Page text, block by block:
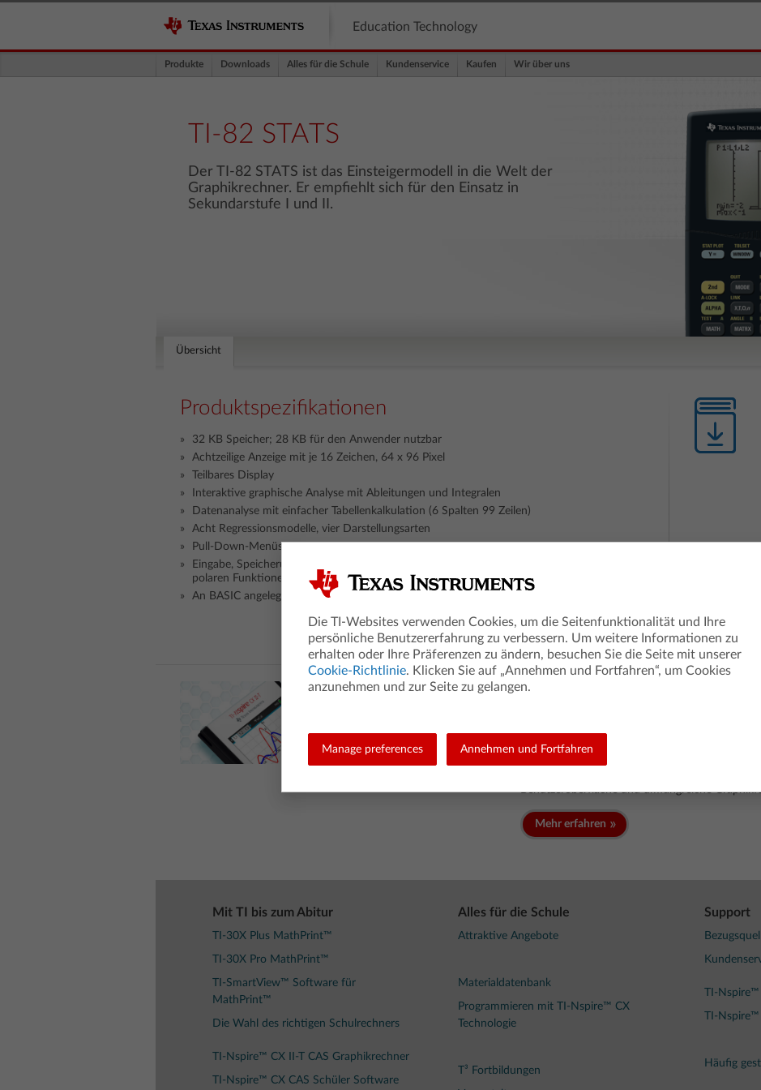
Education Technology
Produkte Downloads Alles für die Schule Kundenservice Kaufen Wir über uns
TI-82 STATS
Der TI-82 STATS ist das Einsteigermodell in die Welt der
Graphikrechner. Er empfiehlt sich für den Einsatz in
Sekundarstufe I und II.
Übersicht
Produktspezifikationen
32 KB Speicher; 28 KB für den Anwender nutzbar
Achtzeilige Anzeige mit je 16 Zeichen, 64 x 96 Pixel
Teilbares Display
Interaktive graphische Analyse mit Ableitungen und Integralen
Datenanalyse mit einfacher Tabellenkalkulation (6 Spalten 99 Zeilen)
Acht Regressionsmodelle, vier Darstellungsarten
Pull-Down-Menüs
Eingabe, Speicherung und Darstellung von bis zu 10 rechtwinkligen, 6 parametrischen und 6
polaren Funktionen sowie 3 Folgen
An BASIC angelegte Programmiersprache
TI-Nspire™ CX II-T
Robuste Werkzeuge für den
Die beiden TI-Nspire™ CX II-T Graphikrechner
über ein hochauflösendes Display in Farbe,
Benutzeroberfläche und umfangreiche
Mehr erfahren
Mit TI bis zum Abitur
TI-30X Plus MathPrint™
TI-30X Pro MathPrint™
TI-SmartView™ Software für
MathPrint™
Die Wahl des richtigen Schulrechners
TI-Nspire™ CX II-T CAS Graphikrechner
TI-Nspire™ CX CAS Schüler Software
Alles für die Schule
Attraktive Angebote
Materialdatenbank
Programmieren mit TI-Nspire™ CX
Technologie
T³ Fortbildungen
Support
TI-
TI-
Häufig
Die TI-Websites verwenden Cookies, um die Seitenfunktionalität und Ihre
persönliche Benutzererfahrung zu verbessern. Um weitere Informationen zu
erhalten oder Ihre Präferenzen zu ändern, besuchen Sie die Seite mit unserer
Cookie-Richtlinie. Klicken Sie auf „Annehmen und Fortfahren“, um Cookies
anzunehmen und zur Seite zu gelangen.
Manage preferences Annehmen und Fortfahren